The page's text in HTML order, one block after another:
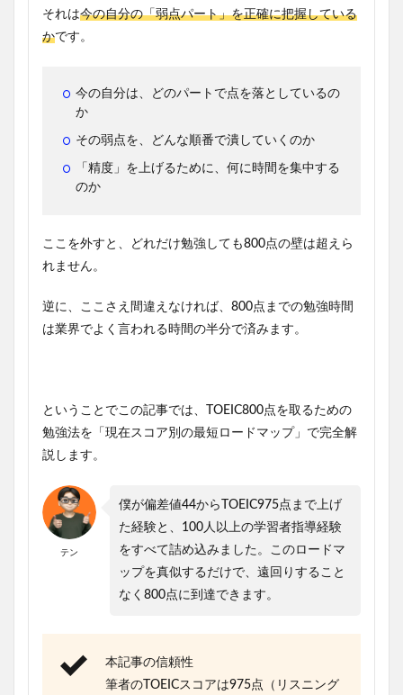
それは今の自分の「弱点パート」を正確に把握している
かです。
今の自分は、どのパートで点を落としているの
か
その弱点を、どんな順番で潰していくのか
「精度」を上げるために、何に時間を集中する
のか
ここを外すと、どれだけ勉強しても800点の壁は超えら
れません。
逆に、ここさえ間違えなければ、800点までの勉強時間
は業界でよく言われる時間の半分で済みます。
ということでこの記事では、TOEIC800点を取るための
勉強法を「現在スコア別の最短ロードマップ」で完全解
説します。
テン
僕が偏差値44からTOEIC975点まで上げ
た経験と、100人以上の学習者指導経験
をすべて詰め込みました。このロードマ
ップを真似するだけで、遠回りすること
なく800点に到達できます。
本記事の信頼性
筆者のTOEICスコアは975点（リスニング